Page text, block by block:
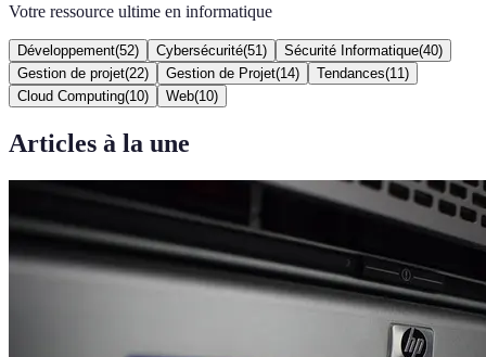
Votre ressource ultime en informatique
Développement(52) Cybersécurité(51 ) Sécurité Informatique(40)
Gestion de projet(22) Gestion de Projet(14) Tendances(11 )
Cloud Computing(10) Web(10)
Articles à la une